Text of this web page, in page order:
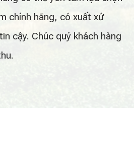
chính hãng, có xuất xứ
cậy. Chúc quý khách hàng